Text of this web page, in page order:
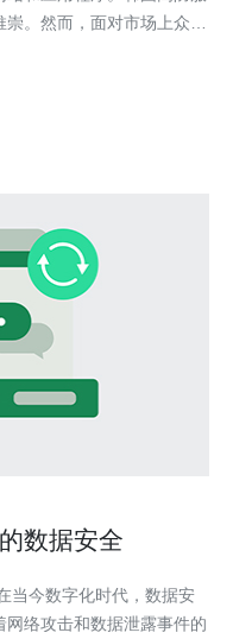
。然而，面对市场上众多
数据安全
络攻击和数据泄露事件的